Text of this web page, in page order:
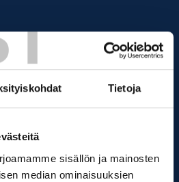
Tietoja
sisällön ja mainosten
median ominaisuuksien
och Magnus länge, vi har
och även gjort en del
svårt val då jag länge varit
annat lockades jag av STHK:s
du bäst?